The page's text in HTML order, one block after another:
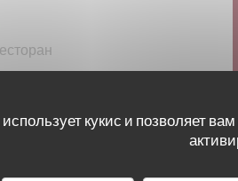
кукис и позволяет
парковка на 50 м, Доступ